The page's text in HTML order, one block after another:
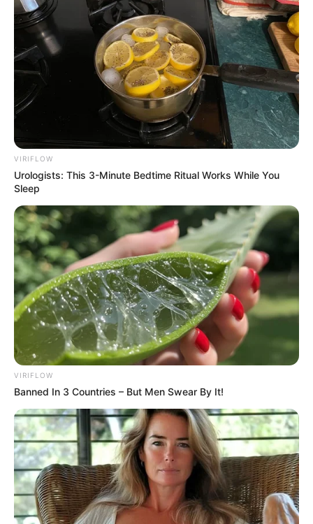
Mint a legtöbb szerelmes pár, Tamás és Anna is el
volt ragadtatva, amikor megtudták, hogy babájuk
fog születni. A tudat, hogy egy pici lánnyal fog
VIRIFLOW
Urologists: This 3-Minute Bedtime Ritual Works While You
Sleep
VIRIFLOW
Banned In 3 Countries – But Men Swear By It!